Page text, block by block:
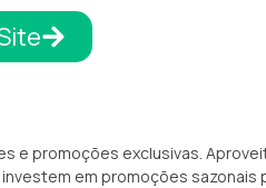
e promoções exclusivas.
em promoções